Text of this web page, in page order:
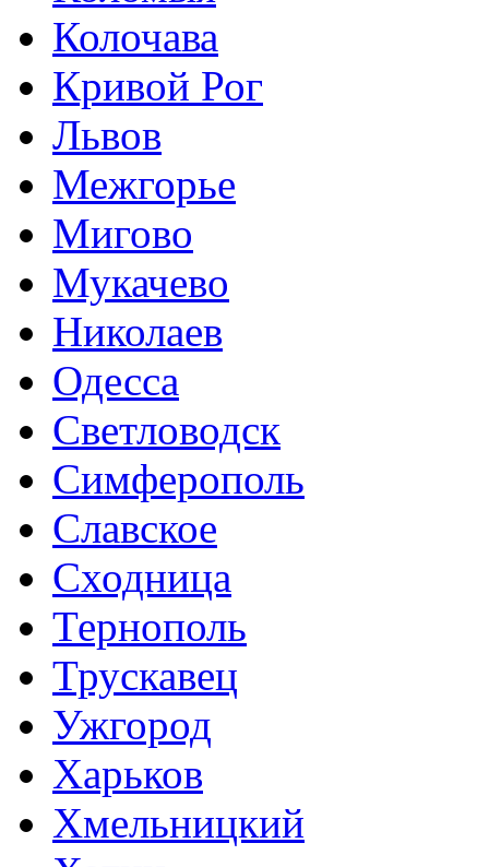
Колочава
Кривой Рог
Львов
Межгорье
Мигово
Мукачево
Николаев
Одесса
Светловодск
Симферополь
Славское
Сходница
Тернополь
Трускавец
Ужгород
Харьков
Хмельницкий